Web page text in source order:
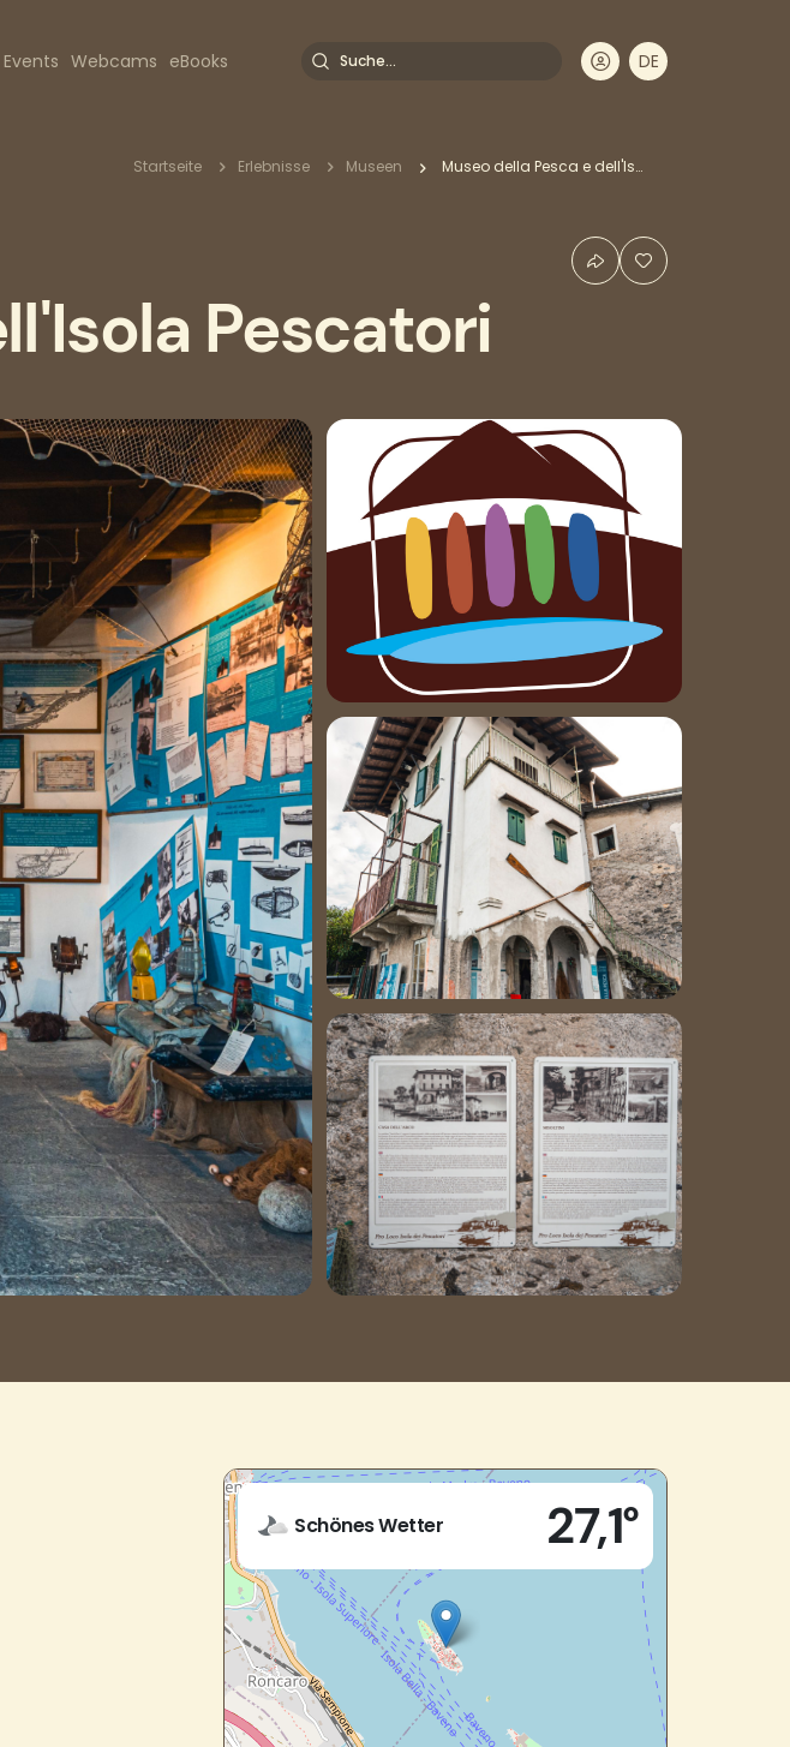
Events Webcams eBooks Suche
DE
IT
EN
FR
Pfadnavigation
Startseite Erlebnisse Museen Museo della Pesca e dell'Isola Pescatori
Pescatori
Schönes Wetter 27,1°
Via al Giardino 6
28838 - Stresa (VB)